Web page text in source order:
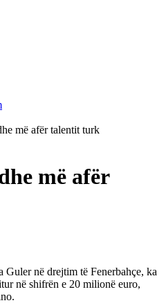
më afër talentit turk
më afër
në drejtim të Fenerbahçe, ka
në shifrën e 20 milionë euro,